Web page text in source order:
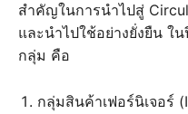
สำคัญในการนำไปสู่
และนำไปใช้อย่างยั่งยืน ใ
กลุ่ม คือ
กลุ่มสินค้าเฟอร์นิเจอร์